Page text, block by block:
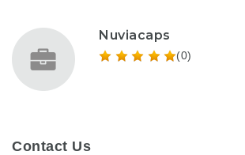
Nuviacaps
(0)
Contact Us